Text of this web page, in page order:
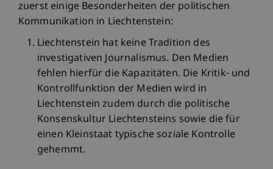
zuerst einige Besonderheiten der politischen
Kommunikation in Liechtenstein:
Liechtenstein hat keine Tradition des
investigativen Journalismus. Den Medien
fehlen hierfür die Kapazitäten. Die Kritik- und
Kontrollfunktion der Medien wird in
Liechtenstein zudem durch die politische
Konsenskultur Liechtensteins sowie die für
einen Kleinstaat typische soziale Kontrolle
gehemmt.